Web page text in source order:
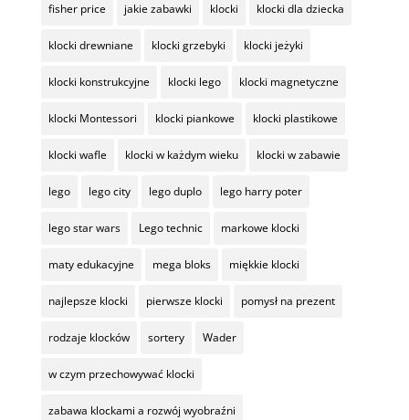
fisher price jakie zabawki klocki klocki dla dziecka
klocki drewniane klocki grzebyki klocki jeżyki
klocki konstrukcyjne klocki lego klocki magnetyczne
klocki Montessori klocki piankowe klocki plastikowe
klocki wafle klocki w każdym wieku klocki w zabawie
lego lego city lego duplo lego harry poter
lego star wars Lego technic markowe klocki
maty edukacyjne mega bloks miękkie klocki
najlepsze klocki pierwsze klocki pomysł na prezent
rodzaje klocków sortery Wader
w czym przechowywać klocki
zabawa klockami a rozwój wyobraźni